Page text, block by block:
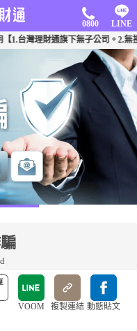
0800
LINE
灣理財通旗下無子公司。2.無
VOOM
複製連結 動態貼文